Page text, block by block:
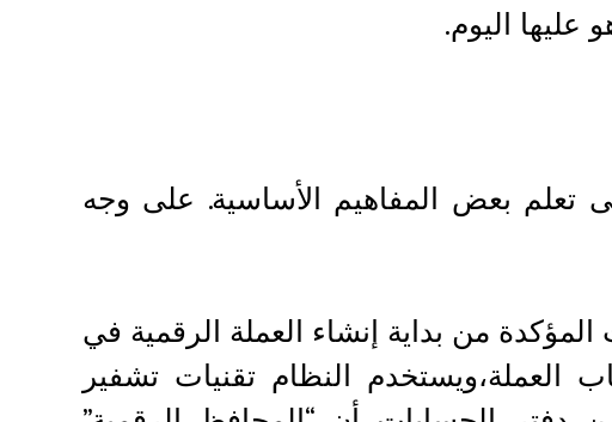
اليوم.
تعلم بعض المفاهيم الأساسية. على وجه
المؤكدة من بداية إنشاء العملة الرقمية في
العملة،ويستخدم النظام تقنيات تشفير